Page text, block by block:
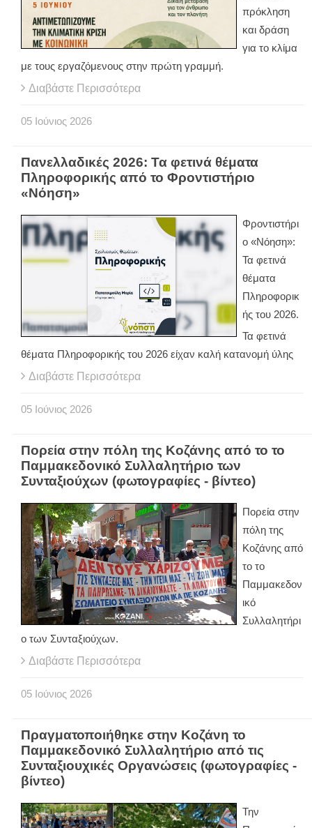
πρόκληση
και δράση
για το κλίμα
με τους εργαζόμενους στην πρώτη γραμμή.
Διαβάστε Περισσότερα
05 Ιούνιος 2026
Πανελλαδικές 2026: Τα φετινά θέματα
Πληροφορικής από το Φροντιστήριο
«Νόηση»
Φροντιστήρι
ο «Νόηση»:
Τα φετινά
θέματα
Πληροφορικ
ής του 2026.
Τα φετινά
θέματα Πληροφορικής του 2026 είχαν καλή κατανομή ύλης
Διαβάστε Περισσότερα
05 Ιούνιος 2026
Πορεία στην πόλη της Κοζάνης από το το
Παμμακεδονικό Συλλαλητήριο των
Συνταξιούχων (φωτογραφίες - βίντεο)
Πορεία στην
πόλη της
Κοζάνης από
το το
Παμμακεδον
ικό
Συλλαλητήρι
ο των Συνταξιούχων.
Διαβάστε Περισσότερα
05 Ιούνιος 2026
Πραγματοποιήθηκε στην Κοζάνη το
Παμμακεδονικό Συλλαλητήριο από τις
Συνταξιουχικές Οργανώσεις (φωτογραφίες -
βίντεο)
Την